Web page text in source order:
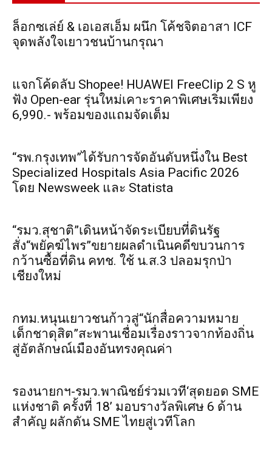
ล็อกซเล่ย์ & เอเอสเอ็ม ผนึก โค้ชจิตอาสา ICF
จุดพลังใจเยาวชนบ้านกรุณา
แจกโค้ดลับ Shopee! HUAWEI FreeClip 2 S หู
ฟัง Open-ear รุ่นใหม่เคาะราคาพิเศษเริ่มเพียง
6,990.- พร้อมของแถมจัดเต็ม
“รพ.กรุงเทพ”ได้รับการจัดอันดับหนึ่งใน Best
Specialized Hospitals Asia Pacific 2026
โดย Newsweek และ Statista
“รมว.สุชาติ”เดินหน้าจัดระเบียบที่ดินรัฐ
สั่ง“พยัคฆ์ไพร”ขยายผลดำเนินคดีขบวนการ
กว้านซื้อที่ดิน คทช. ใช้ น.ส.3 ปลอมรุกป่า
เชียงใหม่
กทม.หนุนเยาวชนก้าวสู่“นักสื่อความหมาย
เด็กชาดุสิต”สะพานเชื่อมเรื่องราวจากท้องถิ่น
สู่อัตลักษณ์เมืองอันทรงคุณค่า
รองนายกฯ-รมว.พาณิชย์ร่วมเวที‘สุดยอด SME
แห่งชาติ ครั้งที่ 18’ มอบรางวัลพิเศษ 6 ด้าน
สำคัญ ผลักดัน SME ไทยสู่เวทีโลก